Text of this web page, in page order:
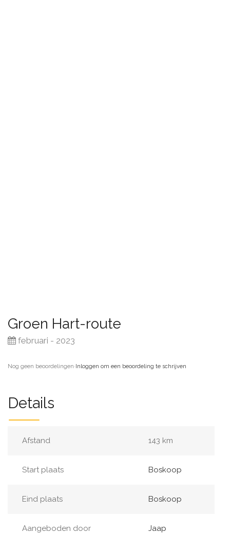
Groen Hart-route
februari - 2023
Nog geen beoordelingen·Inloggen om een beoordeling te schrijven
Details
Afstand 143 km
Start plaats Boskoop
Eind plaats Boskoop
Aangeboden door Jaap